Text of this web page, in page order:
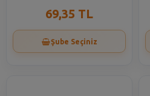
69,35 TL
Şube Seçiniz